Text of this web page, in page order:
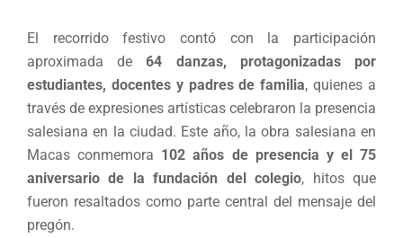
El recorrido festivo contó con la participación
aproximada de64 danzas, protagonizadas por
estudiantes, docentes y padres de familia, quienes a
través de expresiones artísticas celebraron la presencia
salesiana en la ciudad. Este año, la obra salesiana en
Macas conmemora 102 años de presencia y el 75
aniversario de la fundación del colegio, hitos que
fueron resaltados como parte central del mensaje del
pregón.